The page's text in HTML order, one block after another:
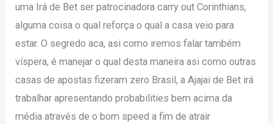
uma Irá de Bet ser patrocinadora carry out Corinthians,
alguma coisa o qual reforça o qual a casa veio para
estar. O segredo aca, asi como iremos falar também
víspera, é manejar o qual desta maneira asi como outras
casas de apostas fizeram zero Brasil, a Ajajai de Bet irá
trabalhar apresentando probabilities bem acima da
média através de o bom speed a fim de atrair